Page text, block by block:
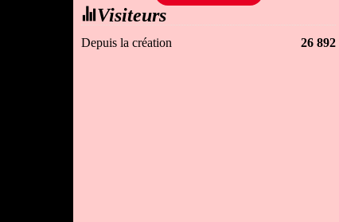
Visiteurs
Depuis la création 26 892